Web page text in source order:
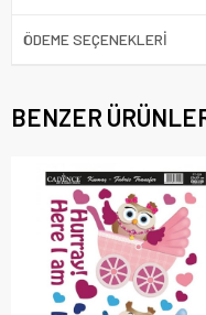
ÖDEME SEÇENEKLERI
BENZER